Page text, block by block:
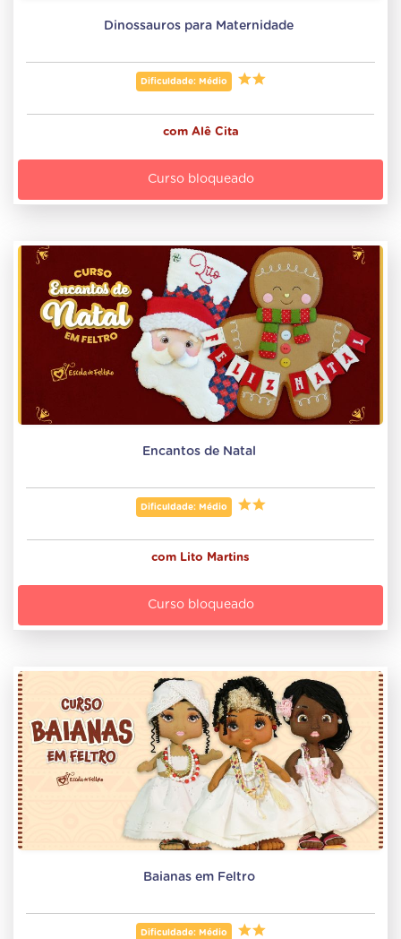
Dinossauros para Maternidade
Dificuldade: Médio
com Alê Cita
Curso bloqueado
Encantos de Natal
Dificuldade: Médio
com Lito Martins
Curso bloqueado
Baianas em Feltro
Dificuldade: Médio